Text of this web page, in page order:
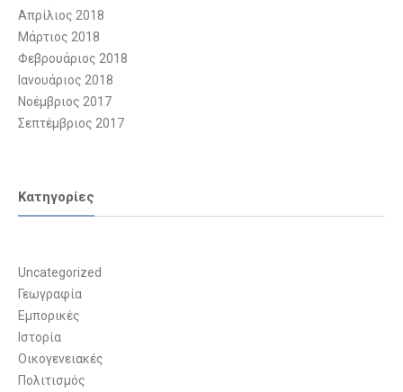
Απρίλιος 2018
Μάρτιος 2018
Φεβρουάριος 2018
Ιανουάριος 2018
Νοέμβριος 2017
Σεπτέμβριος 2017
Kατηγορίες
Uncategorized
Γεωγραφία
Εμπορικές
Ιστορία
Οικογενειακές
Πολιτισμός